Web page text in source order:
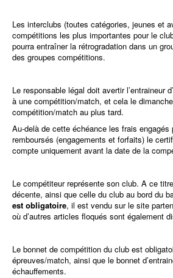
Les interclubs (toutes catégories, jeunes et
compétitions les plus importantes pour le
pourra entraîner la rétrogradation dans un
des groupes compétitions.
Le responsable légal doit avertir l’entraineur
à une compétition/match, et cela le
compétition/match au plus tard.
Au-delà de cette échéance les frais
remboursés (engagements et forfaits) le
compte uniquement avant la date de la
Le compétiteur représente son club. A ce
décente, ainsi que celle du club au bord du
est obligatoire, il est vendu sur le site
où d’autres articles floqués sont également
Le bonnet de compétition du club est
épreuves/match, ainsi que le bonnet
échauffements.